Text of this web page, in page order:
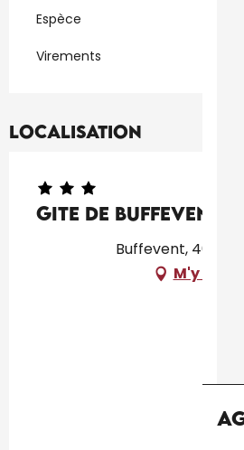
Espèce
Virements
Localisation
Gite de Buffevent
Buffevent, 46300
M'y rendre